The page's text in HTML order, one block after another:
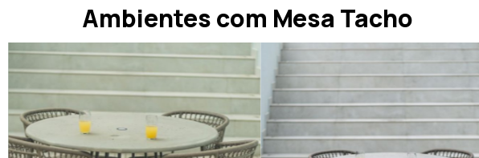
Ambientes com Mesa Tacho